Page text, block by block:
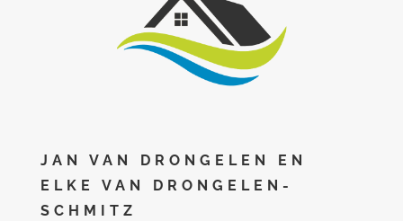
JAN VAN DRONGELEN EN
ELKE VAN DRONGELEN-
SCHMITZ